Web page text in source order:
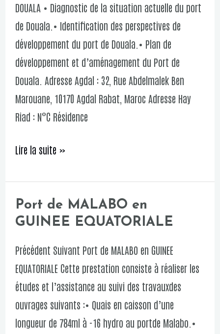
DOUALA • Diagnostic de la situation actuelle du port
de Douala.• Identification des perspectives de
développement du port de Douala.• Plan de
développement et d’aménagement du Port de
Douala. Adresse Agdal : 32, Rue Abdelmalek Ben
Marouane, 10170 Agdal Rabat, Maroc Adresse Hay
Riad : N°C Résidence
DOUALA
Lire la suite »
Port de MALABO en
GUINEE EQUATORIALE
Précédent Suivant Port de MALABO en GUINEE
EQUATORIALE Cette prestation consiste à réaliser les
études et l’assistance au suivi des travauxdes
ouvrages suivants :• Quais en caisson d’une
longueur de 784ml à -16 hydro au portde Malabo.•
Port
de
GUINEE